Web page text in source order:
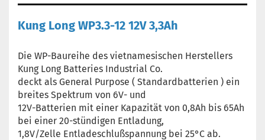
Kung Long WP3.3-12 12V 3,3Ah
Die WP-Baureihe des vietnamesischen Herstellers
Kung Long Batteries Industrial Co.
deckt als General Purpose ( Standardbatterien ) ein
breites Spektrum von 6V- und
12V-Batterien mit einer Kapazität von 0,8Ah bis 65Ah
bei einer 20-stündigen Entladung,
1,8V/Zelle Entladeschlußspannung bei 25°C ab.